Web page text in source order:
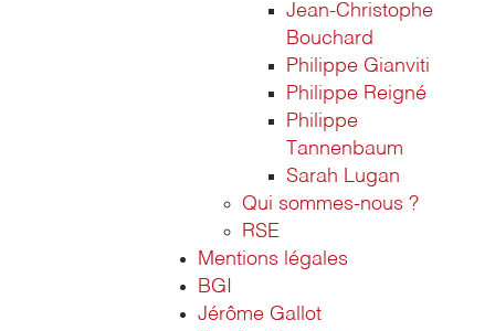
Jean-Christophe
Bouchard
Philippe Gianviti
Philippe Reigné
Philippe
Tannenbaum
Sarah Lugan
Qui sommes-nous ?
RSE
Mentions légales
BGI
Jérôme Gallot